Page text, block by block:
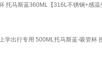
托马斯蓝360ML【316L不锈钢+感温
学出行专用 500ML托马斯蓝-吸管杯